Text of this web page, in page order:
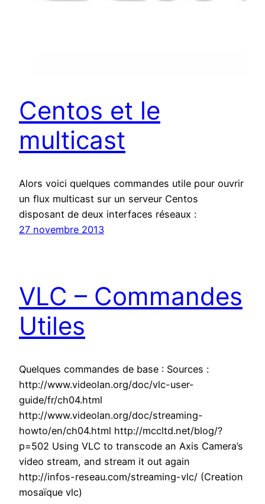
Centos et le
multicast
Alors voici quelques commandes utile pour ouvrir
un flux multicast sur un serveur Centos
disposant de deux interfaces réseaux :
27 novembre 2013
VLC – Commandes
Utiles
Quelques commandes de base : Sources :
http://www.videolan.org/doc/vlc-user-
guide/fr/ch04.html
http://www.videolan.org/doc/streaming-
howto/en/ch04.html http://mccltd.net/blog/?
p=502 Using VLC to transcode an Axis Camera’s
video stream, and stream it out again
http://infos-reseau.com/streaming-vlc/ (Creation
mosaïque vlc)